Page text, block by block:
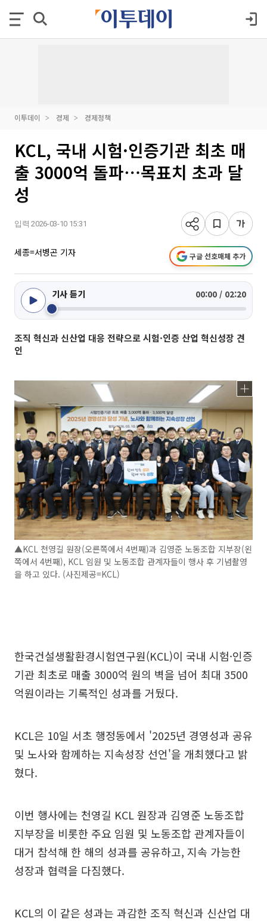
이투데이 경제 경제정책
KCL, 국내 시험·인증기관 최초 매
출 3000억 돌파⋯목표치 초과 달
성
입력 2026-03-10 15:31
세종=서병곤 기자 구글 선호매체 추가
기사 듣기 00:00 / 02:20
조직 혁신과 신산업 대응 전략으로 시험·인증 산업 혁신성장 견
인
▲KCL 천영길 원장(오른쪽에서 4번째)과 김영준 노동조합 지부장(왼
쪽에서 4번째), KCL 임원 및 노동조합 관계자들이 행사 후 기념촬영
을 하고 있다. (사진제공=KCL)
한국건설생활환경시험연구원(KCL)이 국내 시험·인증
기관 최초로 매출 3000억 원의 벽을 넘어 최대 3500
억원이라는 기록적인 성과를 거뒀다.
KCL은 10일 서초 행정동에서 '2025년 경영성과 공유
및 노사와 함께하는 지속성장 선언'을 개최했다고 밝
혔다.
이번 행사에는 천영길 KCL 원장과 김영준 노동조합
지부장을 비롯한 주요 임원 및 노동조합 관계자들이
대거 참석해 한 해의 성과를 공유하고, 지속 가능한
성장과 협력을 다짐했다.
KCL의 이 같은 성과는 과감한 조직 혁신과 신산업 대